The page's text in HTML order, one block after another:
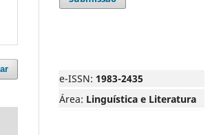
e-ISSN: 1983-2435
Área: Linguística e Literatura